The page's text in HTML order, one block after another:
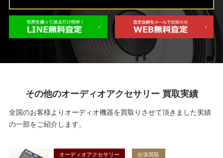
その他のオーディオアクセサリー 買取実績
全国のお客様よりオーディオ機器を買取りさせて頂きました実績
の一部をご紹介します。
オーディオアクセサリー 出張買取